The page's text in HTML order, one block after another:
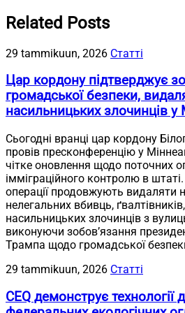
Related Posts
29 tammikuun, 2026 Статті
Цар кордону підтверджує
громадської безпеки,
насильницьких злочинців у
Сьогодні вранці цар кордону
провів пресконференцію у
чітке оновлення щодо поточних
імміграційного контролю в
операції продовжують видаляти
нелегальних вбивць,
насильницьких злочинців з
виконуючи зобов’язання
Трампа щодо громадської
29 tammikuun, 2026 Статті
CEQ демонструє